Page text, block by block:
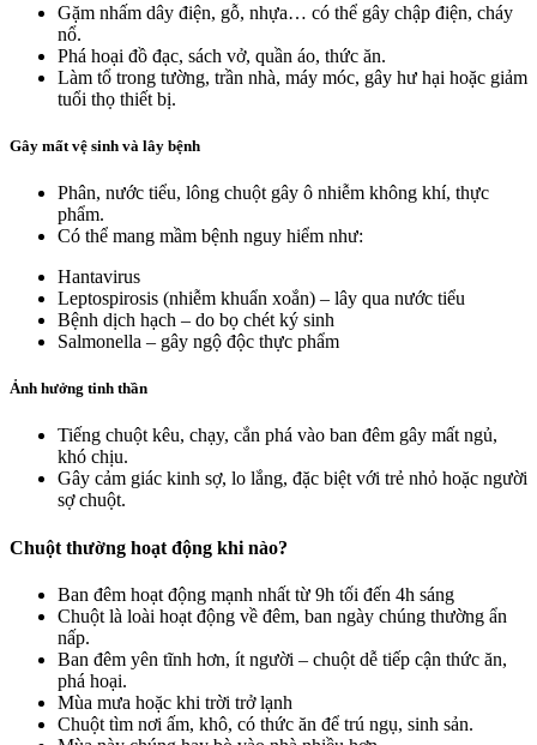
Gặm nhấm dây điện, gỗ, nhựa… có thể gây chập điện, cháy
nổ.
Phá hoại đồ đạc, sách vở, quần áo, thức ăn.
Làm tổ trong tường, trần nhà, máy móc, gây hư hại hoặc giảm
tuổi thọ thiết bị.
Gây mất vệ sinh và lây bệnh
Phân, nước tiểu, lông chuột gây ô nhiễm không khí, thực
phẩm.
Có thể mang mầm bệnh nguy hiểm như:
Hantavirus
Leptospirosis (nhiễm khuẩn xoắn) – lây qua nước tiểu
Bệnh dịch hạch – do bọ chét ký sinh
Salmonella – gây ngộ độc thực phẩm
Ảnh hưởng tinh thần
Tiếng chuột kêu, chạy, cắn phá vào ban đêm gây mất ngủ,
khó chịu.
Gây cảm giác kinh sợ, lo lắng, đặc biệt với trẻ nhỏ hoặc người
sợ chuột.
Chuột thường hoạt động khi nào?
Ban đêm hoạt động mạnh nhất từ 9h tối đến 4h sáng
Chuột là loài hoạt động về đêm, ban ngày chúng thường ẩn
nấp.
Ban đêm yên tĩnh hơn, ít người – chuột dễ tiếp cận thức ăn,
phá hoại.
Mùa mưa hoặc khi trời trở lạnh
Chuột tìm nơi ấm, khô, có thức ăn để trú ngụ, sinh sản.